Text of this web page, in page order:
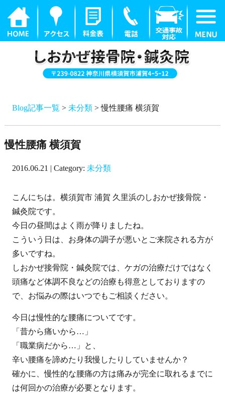
Blog記事一覧 > 未分類> 慢性腰痛 横須賀
慢性腰痛 横須賀
2016.06.21 | Category: 未分類
こんにちは。横須賀市 浦賀 久里浜のしおかぜ接骨院・
鍼灸院です。
今日の昼間はよく雨が降りましたね。
こういう日は、お身体の調子が悪いとご来院される方が
多いですね。
しおかぜ接骨院・鍼灸院では、ケガの治療だけではなく
頭痛など体調不良などの治療も得意としておりますの
で、お悩みの際はいつでもご相談ください。
今日は慢性的な腰痛についてです。
「昔から痛いから…」
「職業病だから…」と、
辛い腰痛を諦めたり我慢したりしていませんか？
確かに、慢性的な腰痛の方は痛みが完全に取れるまでに
は何回かの治療が必要となります。